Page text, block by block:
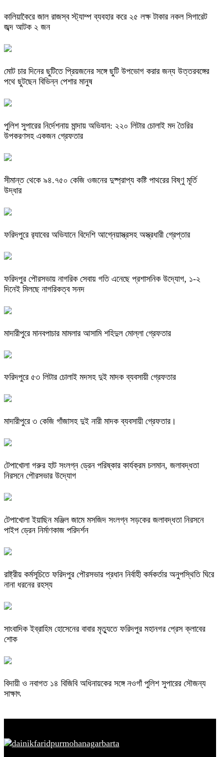
কালিয়াকৈরে জাল রাজস্ব স্ট্যাম্প ব্যবহার করে ২৫ লক্ষ টাকার নকল সিগারেট
জব্দ আটক ২ জন
মোট চার দিনের ছুটিতে প্রিয়জনের সঙ্গে ছুটি উপভোগ করার জন্য উত্তরবঙ্গের
পথে ছুটছেন বিভিন্ন পেশার মানুষ
পুলিশ সুপারের নির্দেশনায় মান্দায় অভিযান: ২২০ লিটার চোলাই মদ তৈরির
উপকরণসহ একজন গ্রেফতার
সীমান্ত থেকে ৯৪.৭৫০ কেজি ওজনের দুষ্প্রাপ্য কষ্টি পাথরের বিষ্ণু মূর্তি
উদ্ধার
ফরিদপুরে র‌্যাবের অভিযানে বিদেশি আগ্নেয়াস্ত্রসহ অস্ত্রধারী গ্রেপ্তার
ফরিদপুর পৌরসভায় নাগরিক সেবায় গতি এনেছে প্রশাসনিক উদ্যোগ, ১-২
দিনেই মিলছে নাগরিকত্ব সনদ
মাদারীপুরে মানবপাচার মামলার আসামি শহিদুল মোল্লা গ্রেফতার
ফরিদপুরে ৫৩ লিটার চোলাই মদসহ দুই মাদক ব্যবসায়ী গ্রেফতার
মাদারীপুরে ৩ কেজি গাঁজাসহ দুই নারী মাদক ব্যবসায়ী গ্রেফতার।
টেপাখোলা গরুর হাট সংলগ্ন ড্রেন পরিষ্কার কার্যক্রম চলমান, জলাবদ্ধতা
নিরসনে পৌরসভার উদ্যোগ
টেপাখোলা ইয়াছিন মঞ্জিল জামে মসজিদ সংলগ্ন সড়কের জলাবদ্ধতা নিরসনে
পাইপ ড্রেন নির্মাণকাজ পরিদর্শন
রাষ্ট্রীয় কর্মসূচিতে ফরিদপুর পৌরসভার প্রধান নির্বাহী কর্মকর্তার অনুপস্থিতি ঘিরে
নানা ধরনের রহস্য
সাংবাদিক ইব্রাহিম হোসেনের বাবার মৃত্যুতে ফরিদপুর মহানগর প্রেস ক্লাবের
শোক
বিদায়ী ও নবাগত ১৪ বিজিবি অধিনায়কের সঙ্গে নওগাঁ পুলিশ সুপারের সৌজন্য
সাক্ষাৎ